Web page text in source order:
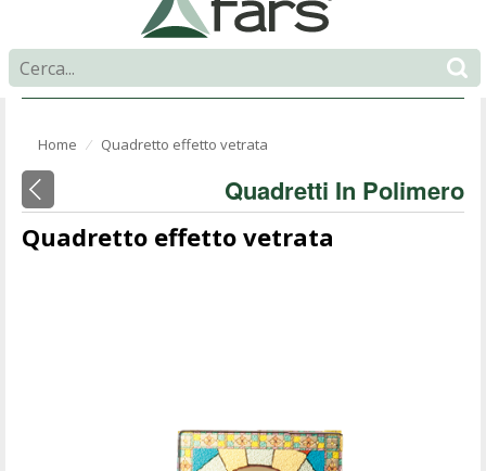
Home ⁄ Quadretto effetto vetrata
Quadretti In Polimero
Quadretto effetto vetrata